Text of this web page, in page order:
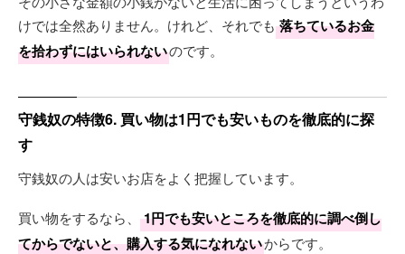
けでは全然ありません。けれど、それでも 落ちているお金
を拾わずにはいられないのです。
守銭奴の特徴6. 買い物は1円でも安いものを徹底的に探
す
守銭奴の人は安いお店をよく把握しています。
買い物をするなら、
1円でも安いところを徹底的に調べ倒し
てからでないと、購入する気になれないからです。